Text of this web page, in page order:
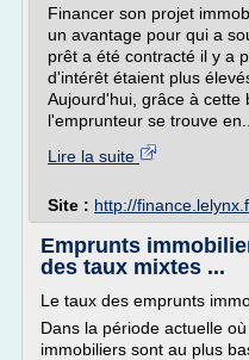
Financer son projet
un avantage pour qui a
prêt a été contracté il y a
d'intérêt étaient plus
Aujourd'hui, grâce à cette
l'emprunteur se trouve en...
Lire la suite
Site : http://
Emprunts
des taux mixtes ...
Le taux des emprunts
Dans la période actuelle
immobiliers sont au plus